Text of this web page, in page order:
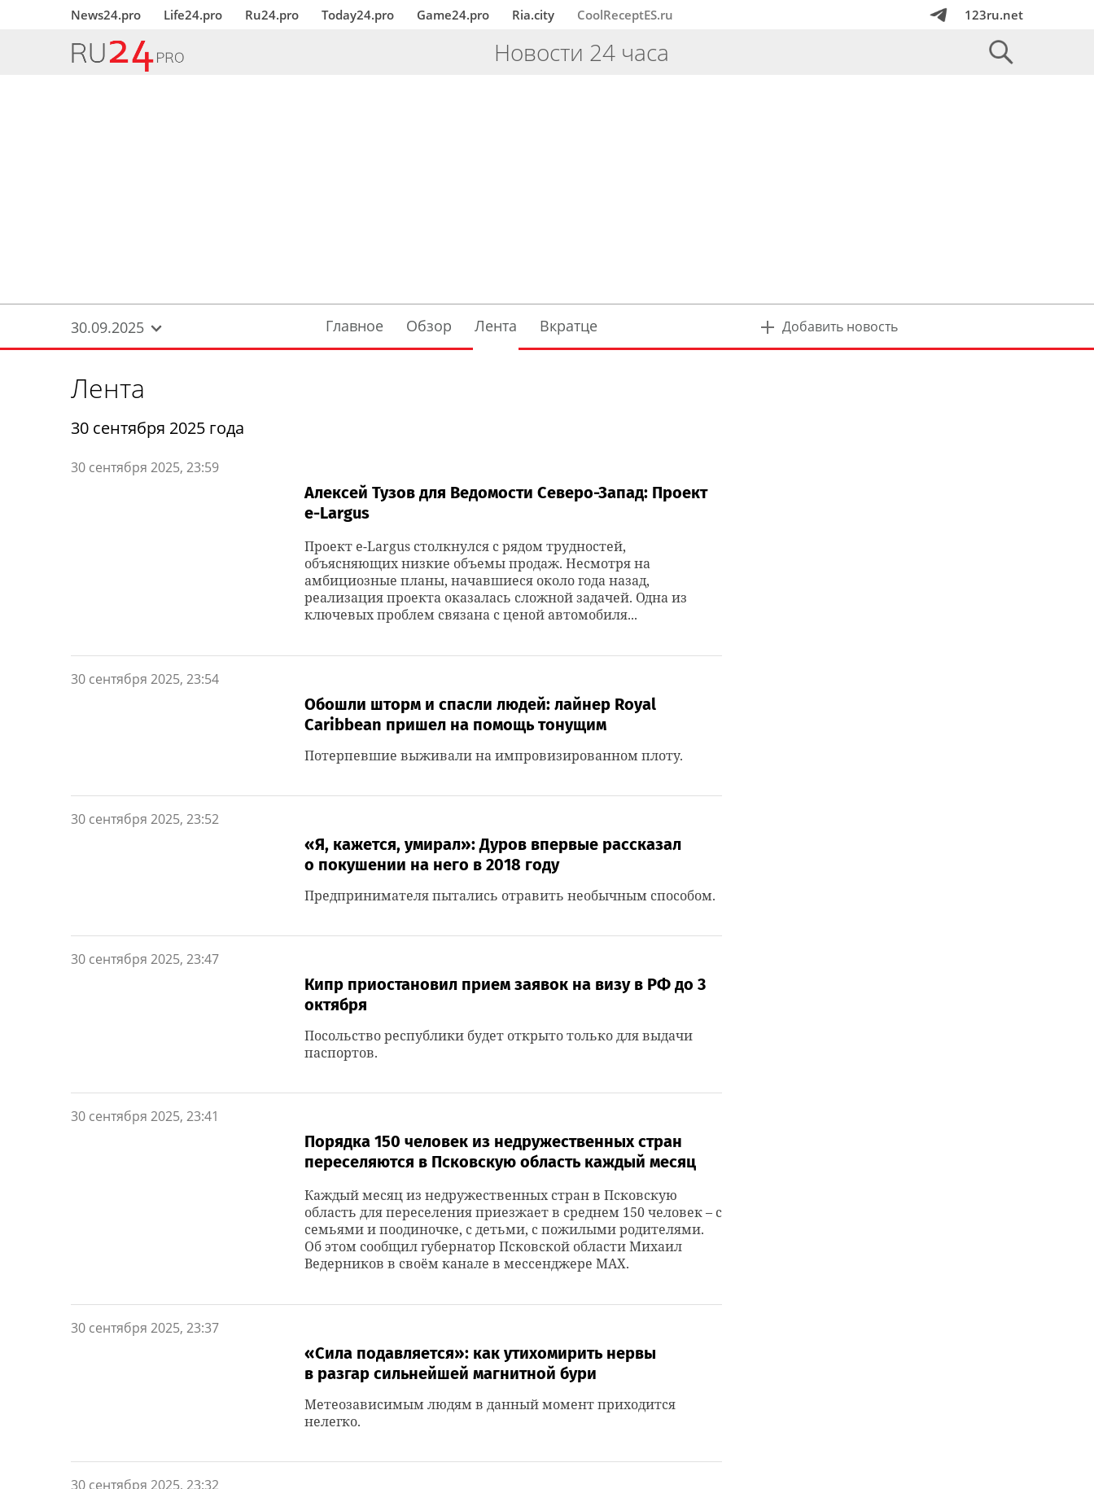
News24.pro Life24.pro Ru24.pro Today24.pro Game24.pro Ria.city CoolReceptES.ru 123ru.net
Новости 24 часа
30.09.2025 Главное Обзор Лента Вкратце Добавить новость
Лента
30 сентября 2025 года
30 сентября 2025, 23:59
Алексей Тузов для Ведомости Северо-Запад: Проект
e-Largus
Проект e-Largus столкнулся с рядом трудностей,
объясняющих низкие объемы продаж. Несмотря на
амбициозные планы, начавшиеся около года назад,
реализация проекта оказалась сложной задачей. Одна из
ключевых проблем связана с ценой автомобиля...
30 сентября 2025, 23:54
Обошли шторм и спасли людей: лайнер Royal
Caribbean пришел на помощь тонущим
Потерпевшие выживали на импровизированном плоту.
30 сентября 2025, 23:52
«Я, кажется, умирал»: Дуров впервые рассказал
о покушении на него в 2018 году
Предпринимателя пытались отравить необычным способом.
30 сентября 2025, 23:47
Кипр приостановил прием заявок на визу в РФ до 3
октября
Посольство республики будет открыто только для выдачи
паспортов.
30 сентября 2025, 23:41
Порядка 150 человек из недружественных стран
переселяются в Псковскую область каждый месяц
Каждый месяц из недружественных стран в Псковскую
область для переселения приезжает в среднем 150 человек – с
семьями и поодиночке, с детьми, с пожилыми родителями.
Об этом сообщил губернатор Псковской области Михаил
Ведерников в своём канале в мессенджере MAX.
30 сентября 2025, 23:37
«Сила подавляется»: как утихомирить нервы
в разгар сильнейшей магнитной бури
Метеозависимым людям в данный момент приходится
нелегко.
30 сентября 2025, 23:32